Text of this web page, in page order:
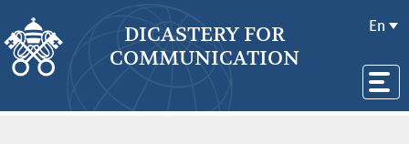
DICASTERY FOR
COMMUNICATION
En